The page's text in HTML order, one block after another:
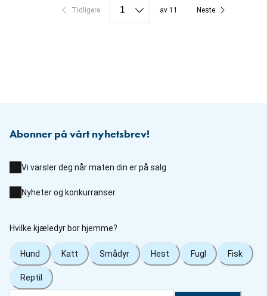
Tidligere av 11 Neste
Abonner på vårt nyhetsbrev!
Vi varsler deg når maten din er på salg
Nyheter og konkurranser
Hvilke kjæledyr bor hjemme?
Hund Katt Smådyr Hest Fugl Fisk
Reptil